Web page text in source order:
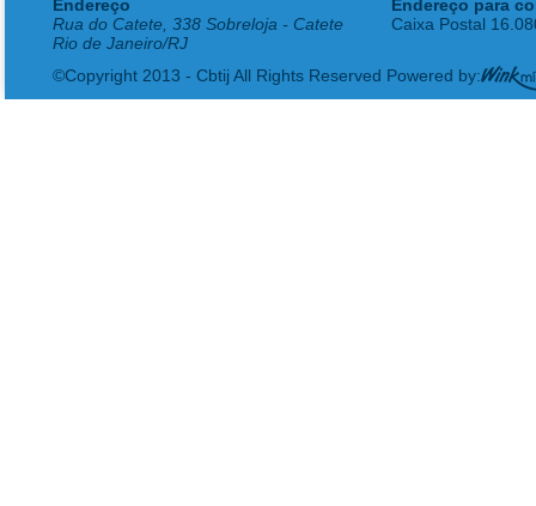
Endereço
Rua do Catete, 338 Sobreloja - Catete
Rio de Janeiro/RJ
Endereço para
Caixa Postal
©Copyright 2013 - Cbtij All Rights Reserved Powered by: